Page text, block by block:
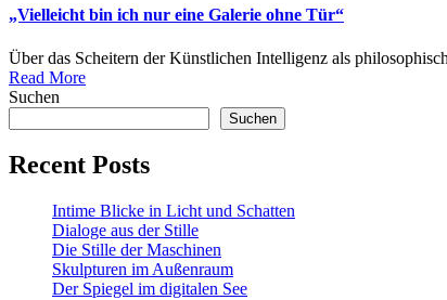
„Vielleicht bin ich nur eine Galerie ohne Tür“
Über das Scheitern der Künstlichen Intelligenz als
Read More
Suchen
Suchen
Recent Posts
Intime Blicke in Licht und Schatten
Dialoge aus der Stille
Die Stille der Maschinen
Skulpturen im Außenraum
Der Spiegel im digitalen See